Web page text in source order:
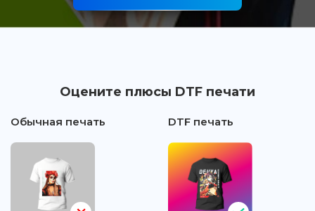
Оцените плюсы DTF печати
Обычная печать DTF печать